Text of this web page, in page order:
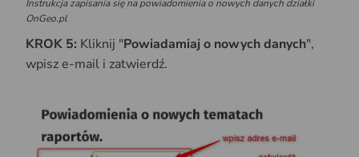
Instrukcja zapisania się na powiadomienia o nowych danych działki
OnGeo.pl
KROK 5: Kliknij "Powiadamiaj o nowych danych",
wpisz e-mail i zatwierdź.